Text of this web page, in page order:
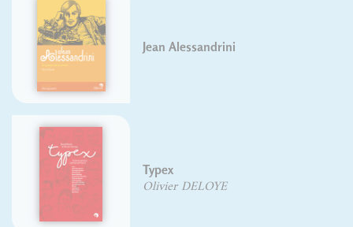
Jean Alessandrini
Typex
Olivier DELOYE